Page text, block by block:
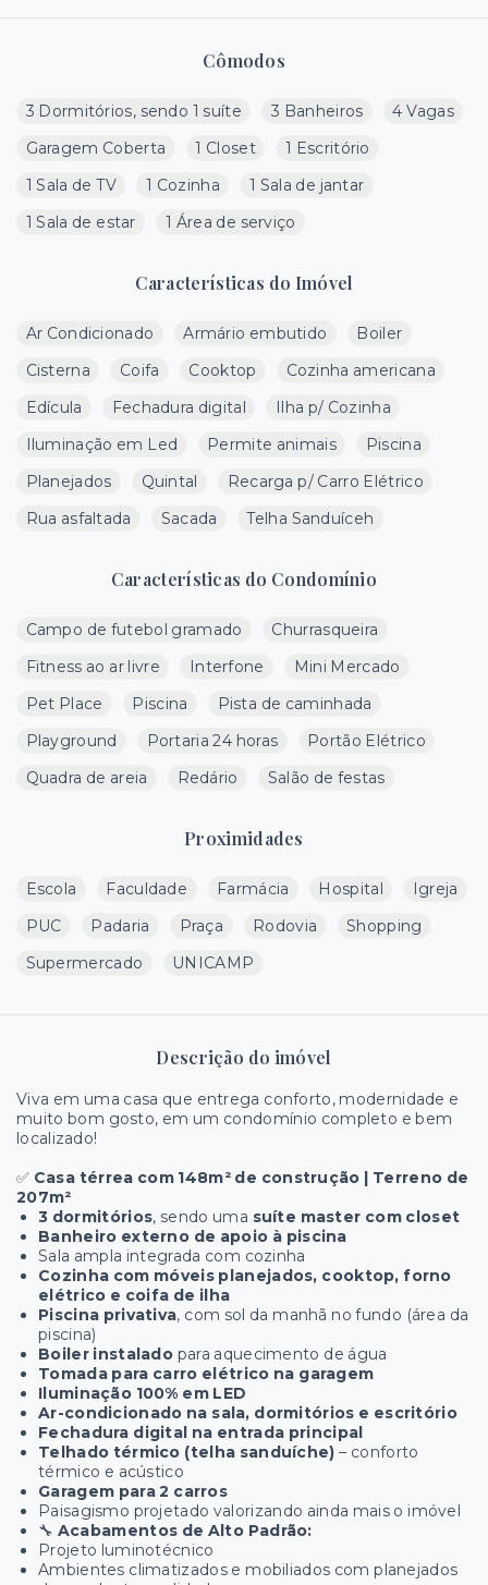
Cômodos
3 Dormitórios, sendo 1 suíte 3 Banheiros
4 Vagas
Garagem Coberta
1 Closet
1 Escritório
1 Sala de TV
1 Cozinha
1 Sala de jantar
1 Sala de estar
1 Área de serviço
Características do Imóvel
Ar Condicionado Armário embutido
Boiler
Cisterna
Coifa Cooktop
Cozinha americana
Edícula
Fechadura digital
Ilha p/ Cozinha
Iluminação em Led
Permite animais
Piscina
Planejados
Quintal
Recarga p/ Carro Elétrico
Rua asfaltada
Sacada Telha Sanduíceh
Características do Condomínio
Campo de futebol gramado
Churrasqueira
Fitness ao ar livre
Interfone
Mini Mercado
Pet Place
Piscina
Pista de caminhada
Playground
Portaria 24 horas
Portão Elétrico
Quadra de areia
Redário Salão de festas
Proximidades
Escola Faculdade Farmácia Hospital
Igreja
PUC
Padaria Praça Rodovia
Shopping
Supermercado
UNICAMP
Descrição do imóvel
Viva em uma casa que entrega conforto, modernidade e
muito bom gosto, em um condomínio completo e bem
localizado!
✅ Casa térrea com 148m² de construção | Terreno de
207m²
3 dormitórios, sendo uma suíte master com closet
Banheiro externo de apoio à piscina
Sala ampla integrada com cozinha
Cozinha com móveis planejados, cooktop, forno
elétrico e coifa de ilha
Piscina privativa, com sol da manhã no fundo (área da
piscina)
Boiler instalado para aquecimento de água
Tomada para carro elétrico na garagem
Iluminação 100% em LED
Ar-condicionado na sala, dormitórios e escritório
Fechadura digital na entrada principal
Telhado térmico (telha sanduíche) – conforto
térmico e acústico
Garagem para 2 carros
Paisagismo projetado valorizando ainda mais o imóvel
🔧 Acabamentos de Alto Padrão:
Projeto luminotécnico
Ambientes climatizados e mobiliados com planejados